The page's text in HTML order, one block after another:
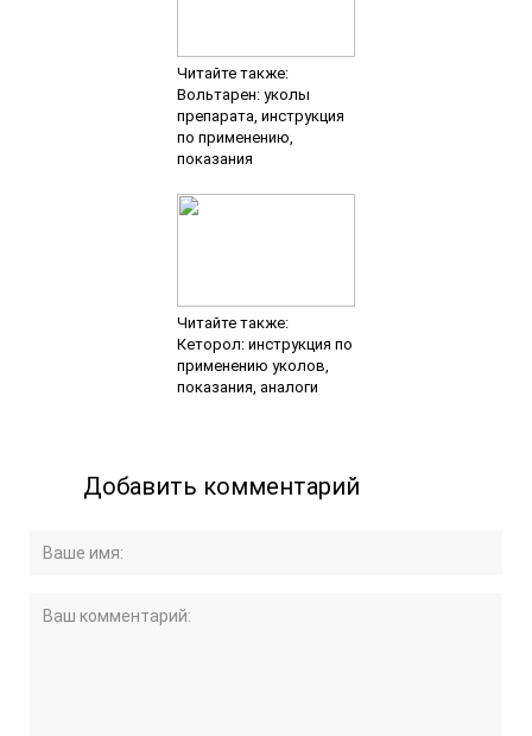
Читайте также:
Вольтарен: уколы
препарата, инструкция
по применению,
показания
Читайте также:
Кеторол: инструкция по
применению уколов,
показания, аналоги
Добавить комментарий